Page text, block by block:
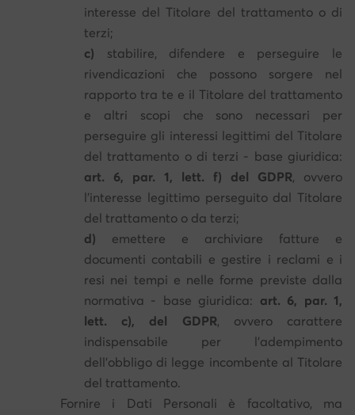
interesse del Titolare del trattamento o di
terzi;
c) stabilire, difendere e perseguire le
rivendicazioni che possono sorgere nel
rapporto tra te e il Titolare del trattamento
e altri scopi che sono necessari per
perseguire gli interessi legittimi del Titolare
del trattamento o di terzi - base giuridica:
art. 6, par. 1, lett. f) del GDPR, ovvero
l'interesse legittimo perseguito dal Titolare
del trattamento o da terzi;
d) emettere e archiviare fatture e
documenti contabili e gestire i reclami e i
resi nei tempi e nelle forme previste dalla
normativa - base giuridica: art. 6, par. 1,
lett. c), del GDPR, ovvero carattere
indispensabile per l'adempimento
dell'obbligo di legge incombente al Titolare
del trattamento.
Fornire i Dati Personali è facoltativo, ma